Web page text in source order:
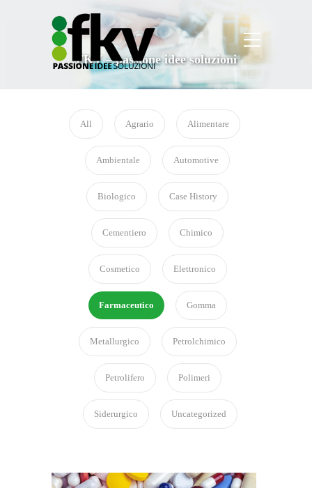
FKV – passione idee soluzioni
All Agrario Alimentare
Ambientale Automotive
Biologico Case History
Cementiero Chimico
Cosmetico Elettronico
Farmaceutico Gomma
Metallurgico Petrolchimico
Petrolifero Polimeri
Siderurgico Uncategorized